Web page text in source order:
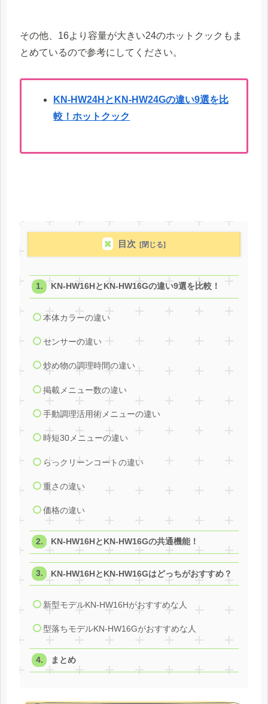
その他、16より容量が大きい24のホットクックもま
とめているので参考にしてください。
KN-HW24HとKN-HW24Gの違い9選を比
較！ホットクック
目次
KN-HW16HとKN-HW16Gの違い9選を比較！
本体カラーの違い
センサーの違い
炒め物の調理時間の違い
掲載メニュー数の違い
手動調理活用術メニューの違い
時短30メニューの違い
らっクリーンコートの違い
重さの違い
価格の違い
KN-HW16HとKN-HW16Gの共通機能！
KN-HW16HとKN-HW16Gはどっちがおすすめ？
新型モデルKN-HW16Hがおすすめな人
型落ちモデルKN-HW16Gがおすすめな人
まとめ